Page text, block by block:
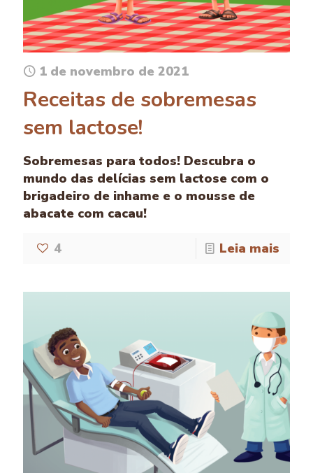
1 de novembro de 2021
Receitas de sobremesas
sem lactose!
Sobremesas para todos! Descubra o
mundo das delícias sem lactose com o
brigadeiro de inhame e o mousse de
abacate com cacau!
4 Leia mais